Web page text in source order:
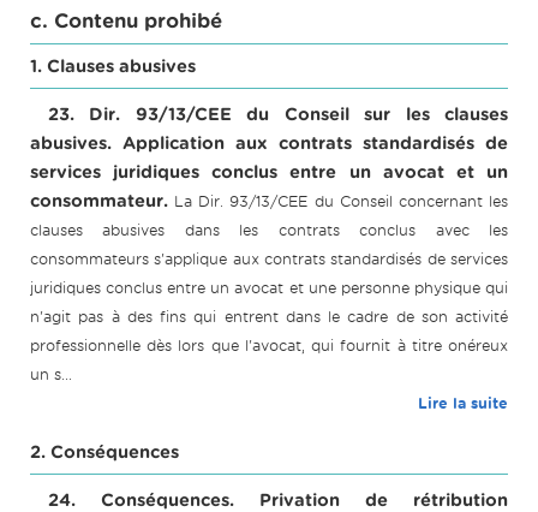
c. Contenu prohibé
1. Clauses abusives
23. Dir. 93/13/CEE du Conseil sur les clauses
abusives. Application aux contrats standardisés de
services juridiques conclus entre un avocat et un
consommateur. La Dir. 93/13/CEE du Conseil concernant les
clauses abusives dans les contrats conclus avec les
consommateurs s'applique aux contrats standardisés de services
juridiques conclus entre un avocat et une personne physique qui
n'agit pas à des fins qui entrent dans le cadre de son activité
professionnelle dès lors que l'avocat, qui fournit à titre onéreux
un s...
Lire la suite
2. Conséquences
24. Conséquences. Privation de rétribution